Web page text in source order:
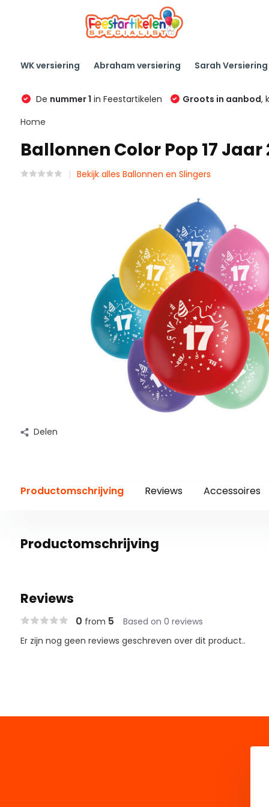
WK versiering Abraham versiering Sarah Versiering
De nummer 1 in Feestartikelen Groots in aanbod,
Home
Ballonnen Color Pop 17
Bekijk alles Ballonnen en Slingers
Delen
Productomschrijving Reviews Accessoires
Productomschrijving
Reviews
0 from 5 Based on 0 reviews
Er zijn nog geen reviews geschreven over dit product..